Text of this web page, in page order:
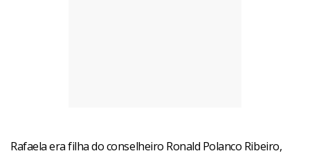
Rafaela era filha do conselheiro Ronald Polanco Ribeiro,